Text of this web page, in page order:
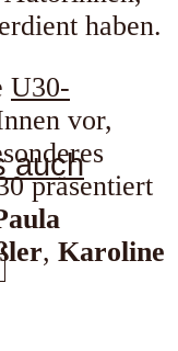
auch
haben.
U30-
vor,
präsentiert
, Karoline